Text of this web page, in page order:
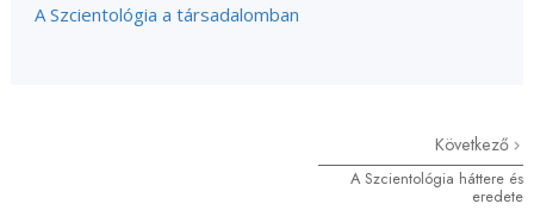
A Szcientológia a társadalomban
Következő
A Szcientológia háttere és
eredete